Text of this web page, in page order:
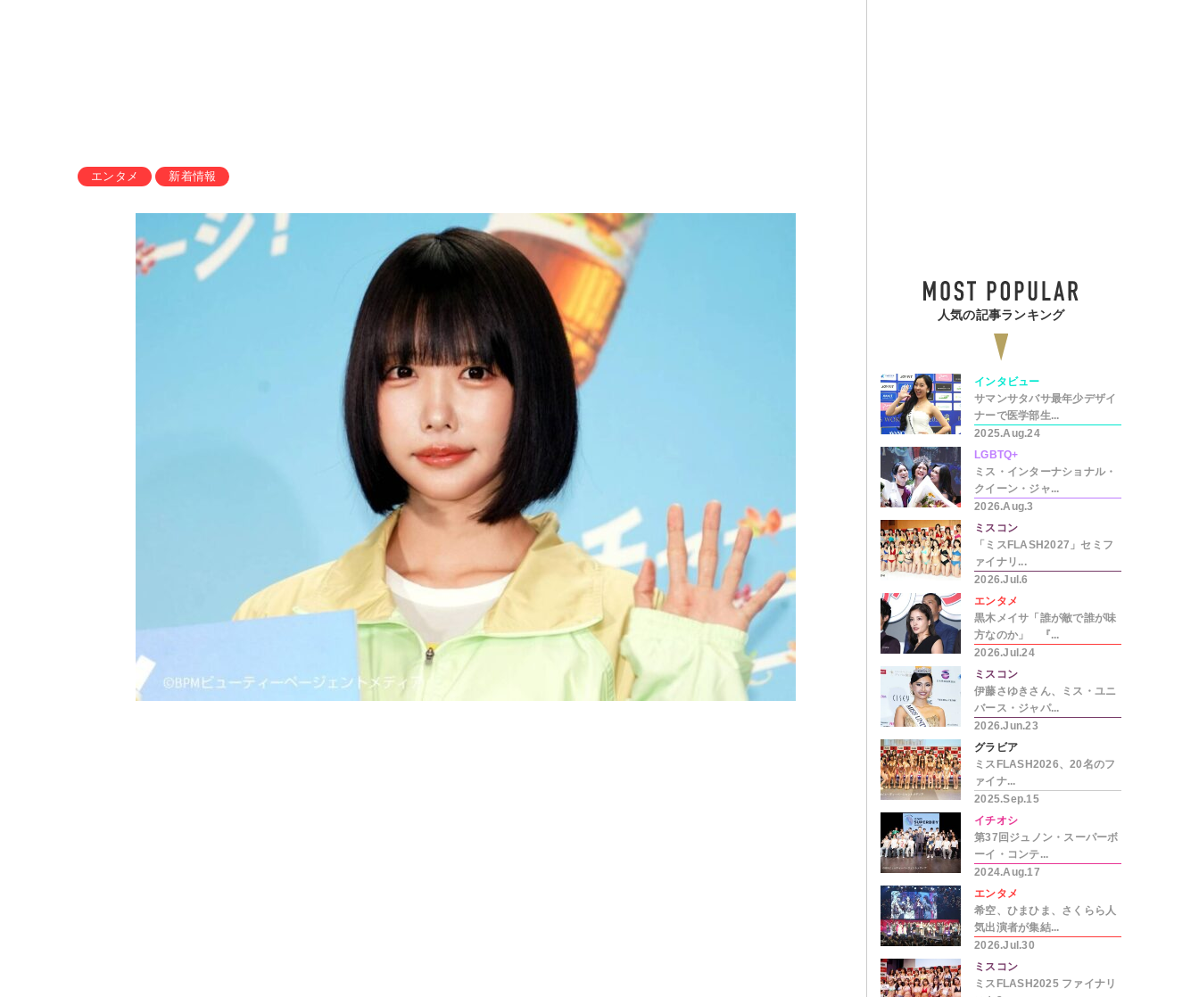
エンタメ 新着情報
人気の記事ランキング
インタビュー
サマンサタバサ最年少デザイ
ナーで医学部生...
2025.Aug.24
LGBTQ+
ミス・インターナショナル・
クイーン・ジャ...
2026.Aug.3
ミスコン
「ミスFLASH2027」セミフ
ァイナリ...
2026.Jul.6
エンタメ
黒木メイサ「誰が敵で誰が味
方なのか」 『...
2026.Jul.24
ミスコン
伊藤さゆきさん、ミス・ユニ
バース・ジャパ...
2026.Jun.23
グラビア
ミスFLASH2026、20名のフ
ァイナ...
2025.Sep.15
イチオシ
第37回ジュノン・スーパーボ
ーイ・コンテ...
2024.Aug.17
エンタメ
希空、ひまひま、さくらら人
気出演者が集結...
2026.Jul.30
ミスコン
ミスFLASH2025 ファイナリ